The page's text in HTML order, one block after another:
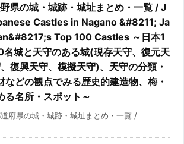
県の城・城跡・城址まとめ・一覧 / J
Castles in Nagano &#8211; Ja
Top 100 Castles ～日本1
城と天守のある城(現存天守、復元天
復興天守、模擬天守)、天守の分類・
などの観点でみる歴史的建造物、梅・
る名所・スポット～
府県の城・城跡・城址まとめ・一覧 /